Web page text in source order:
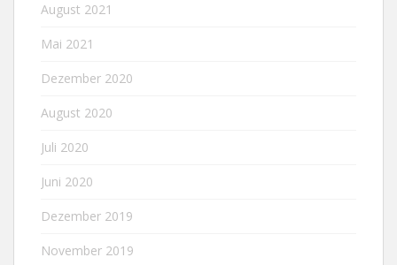
August 2021
Mai 2021
Dezember 2020
August 2020
Juli 2020
Juni 2020
Dezember 2019
November 2019